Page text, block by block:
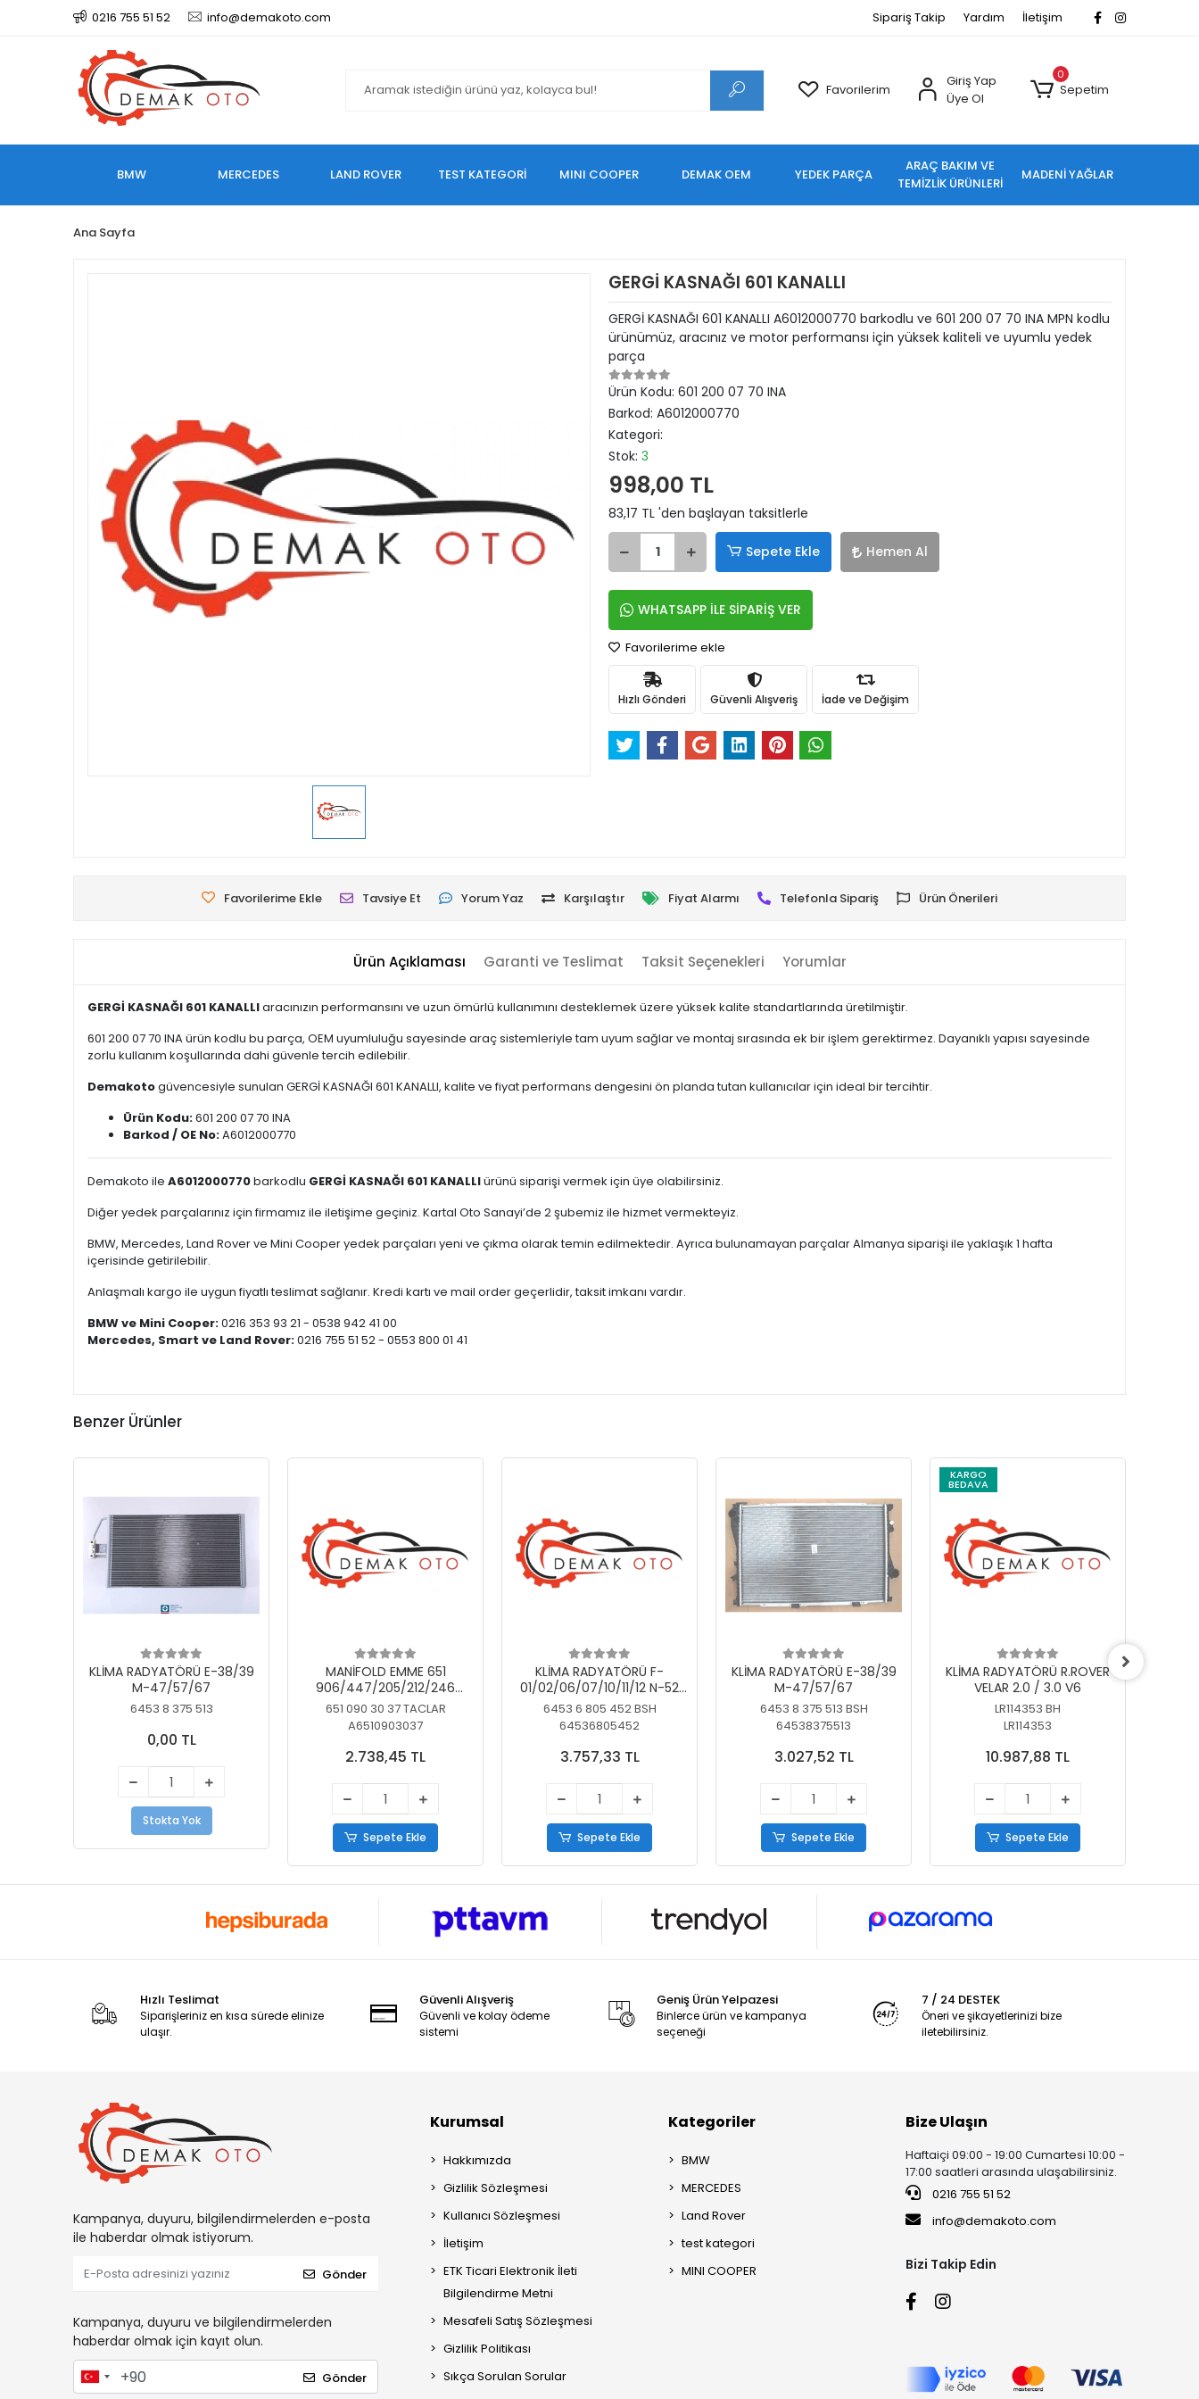
0216 755 51 52 info@demakoto.com Sipariş Takip Yardım İletişim
Favorilerim
Giriş Yap
Üye Ol
0
Sepetim
BMW MERCEDES LAND ROVER TEST KATEGORİ MINI COOPER DEMAK OEM YEDEK PARÇA
ARAÇ BAKIM VE
TEMİZLİK ÜRÜNLERİ
MADENİ YAĞLAR
Ana Sayfa
GERGİ KASNAĞI 601 KANALLI
GERGİ KASNAĞI 601 KANALLI A6012000770 barkodlu ve 601 200 07 70 INA MPN kodlu
ürünümüz, aracınız ve motor performansı için yüksek kaliteli ve uyumlu yedek
parça
Ürün Kodu: 601 200 07 70 INA
Barkod: A6012000770
Kategori:
Stok: 3
998,00 TL
83,17 TL 'den başlayan taksitlerle
Sepete Ekle Hemen Al
WHATSAPP İLE SİPARİŞ VER
Favorilerime ekle
Hızlı Gönderi Güvenli Alışveriş İade ve Değişim
Favorilerime Ekle Tavsiye Et Yorum Yaz Karşılaştır Fiyat Alarmı Telefonla Sipariş Ürün Önerileri
Ürün Açıklaması Garanti ve Teslimat Taksit Seçenekleri Yorumlar
GERGİ KASNAĞI 601 KANALLIaracınızın performansını ve uzun ömürlü kullanımını desteklemek üzere yüksek kalite standartlarında üretilmiştir.
601 200 07 70 INA ürün kodlu bu parça, OEM uyumluluğu sayesinde araç sistemleriyle tam uyum sağlar ve montaj sırasında ek bir işlem gerektirmez. Dayanıklı yapısı sayesinde
zorlu kullanım koşullarında dahi güvenle tercih edilebilir.
Demakotogüvencesiyle sunulan GERGİ KASNAĞI 601 KANALLI, kalite ve fiyat performans dengesini ön planda tutan kullanıcılar için ideal bir tercihtir.
Ürün Kodu:601 200 07 70 INA
Barkod / OE No:A6012000770
Demakoto ile A6012000770barkodlu GERGİ KASNAĞI 601 KANALLIürünü siparişi vermek için üye olabilirsiniz.
Diğer yedek parçalarınız için firmamız ile iletişime geçiniz. Kartal Oto Sanayi’de 2 şubemiz ile hizmet vermekteyiz.
BMW, Mercedes, Land Rover ve Mini Cooper yedek parçaları yeni ve çıkma olarak temin edilmektedir. Ayrıca bulunamayan parçalar Almanya siparişi ile yaklaşık 1 hafta
içerisinde getirilebilir.
Anlaşmalı kargo ile uygun fiyatlı teslimat sağlanır. Kredi kartı ve mail order geçerlidir, taksit imkanı vardır.
BMW ve Mini Cooper:0216 353 93 21 - 0538 942 41 00
Mercedes, Smart ve Land Rover:0216 755 51 52 - 0553 800 01 41
Benzer Ürünler
KLİMA RADYATÖRÜ E-38/39
M-47/57/67
6453 8 375 513
0,00 TL
Stokta Yok
MANİFOLD EMME 651
906/447/205/212/246
KELEBEKSİZ
651 090 30 37 TACLAR
A6510903037
2.738,45 TL
Sepete Ekle
KLİMA RADYATÖRÜ F-
01/02/06/07/10/11/12 N-52
N/N-53/57/63
6453 6 805 452 BSH
64536805452
3.757,33 TL
Sepete Ekle
KLİMA RADYATÖRÜ E-38/39
M-47/57/67
6453 8 375 513 BSH
64538375513
3.027,52 TL
Sepete Ekle
KARGO
BEDAVA
KLİMA RADYATÖRÜ R.ROVER
VELAR 2.0 / 3.0 V6
LR114353 BH
LR114353
10.987,88 TL
Sepete Ekle
Hızlı Teslimat
Siparişleriniz en kısa sürede elinize
ulaşır.
Güvenli Alışveriş
Güvenli ve kolay ödeme
sistemi
Geniş Ürün Yelpazesi
Binlerce ürün ve kampanya
seçeneği
7 / 24 DESTEK
Öneri ve şikayetlerinizi bize
iletebilirsiniz.
Kampanya, duyuru, bilgilendirmelerden e-posta
ile haberdar olmak istiyorum.
Gönder
Kampanya, duyuru ve bilgilendirmelerden
haberdar olmak için kayıt olun.
Gönder
Kurumsal
Hakkımızda
Gizlilik Sözleşmesi
Kullanıcı Sözleşmesi
İletişim
ETK Ticari Elektronik İleti
Bilgilendirme Metni
Mesafeli Satış Sözleşmesi
Gizlilik Politikası
Sıkça Sorulan Sorular
Kategoriler
BMW
MERCEDES
Land Rover
test kategori
MINI COOPER
Bize Ulaşın
Haftaiçi 09:00 - 19:00 Cumartesi 10:00 -
17:00 saatleri arasında ulaşabilirsiniz.
0216 755 51 52
info@demakoto.com
Bizi Takip Edin